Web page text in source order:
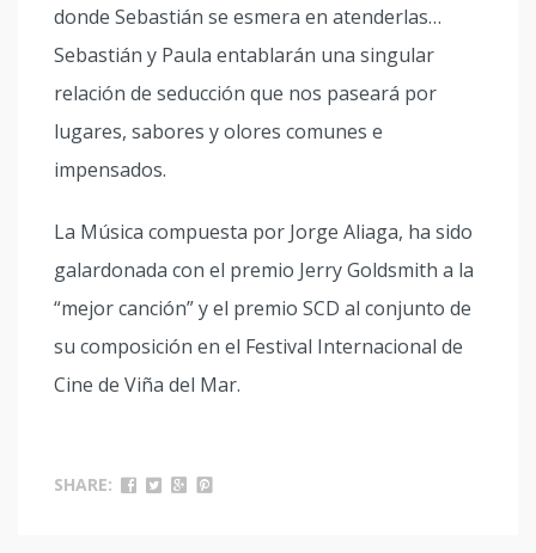
donde Sebastián se esmera en atenderlas…
Sebastián y Paula entablarán una singular
relación de seducción que nos paseará por
lugares, sabores y olores comunes e
impensados.
La Música compuesta por Jorge Aliaga, ha sido
galardonada con el premio Jerry Goldsmith a la
“mejor canción” y el premio SCD al conjunto de
su composición en el Festival Internacional de
Cine de Viña del Mar.
SHARE: